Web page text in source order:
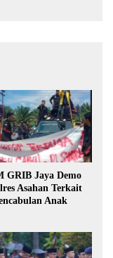
GRIB Jaya Demo
Asahan Terkait
Anak